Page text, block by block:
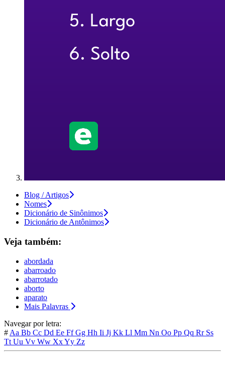
Blog / Artigos
Nomes
Dicionário de Sinônimos
Dicionário de Antônimos
Veja também:
abordada
abarroado
abarrotado
aborto
aparato
Mais Palavras
Navegar por letra:
# Aa Bb Cc Dd Ee FfGg Hh Ii Jj Kk Ll Mm Nn Oo Pp Qq Rr Ss
Tt Uu Vv Ww XxYy Zz